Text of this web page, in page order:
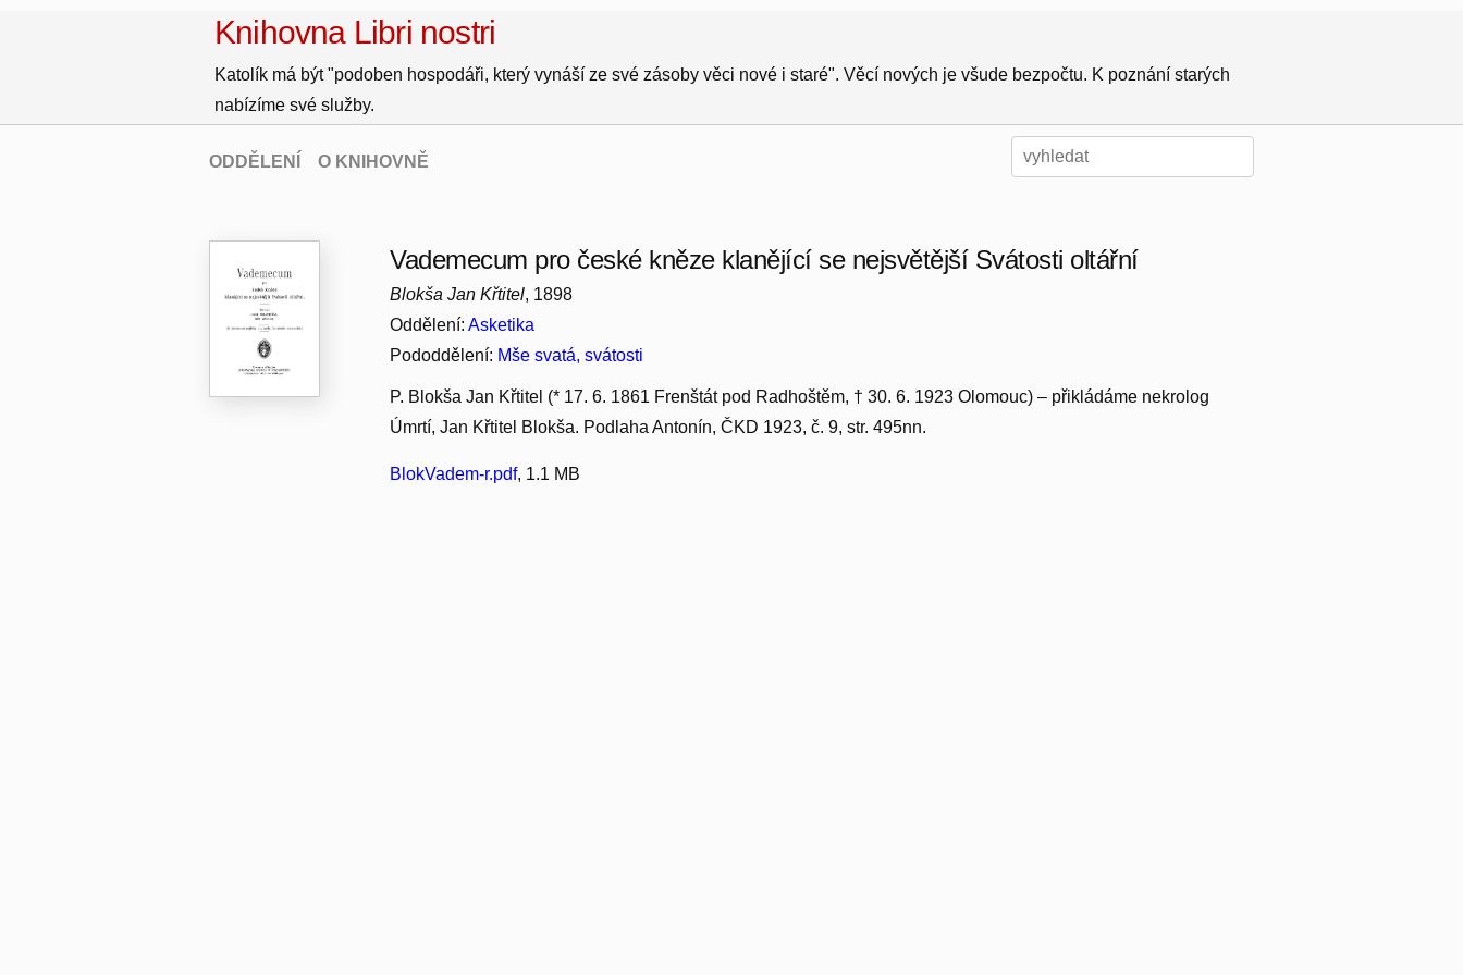
Knihovna Libri nostri
Katolík má být "podoben hospodáři, který vynáší ze své zásoby věci nové i staré". Věcí nových je všude bezpočtu. K poznání starých
nabízíme své služby.
ODDĚLENÍ O KNIHOVNĚ
Vademecum pro české kněze klanějící se nejsvětější Svátosti oltářní
Blokša Jan Křtitel, 1898
Oddělení:Asketika
Pododdělení: Mše svatá, svátosti
P. Blokša Jan Křtitel (* 17. 6. 1861 Frenštát pod Radhoštěm, † 30. 6. 1923 Olomouc) – přikládáme nekrolog
Úmrtí, Jan Křtitel Blokša. Podlaha Antonín, ČKD 1923, č. 9, str. 495nn.
BlokVadem-r.pdf, 1.1 MB